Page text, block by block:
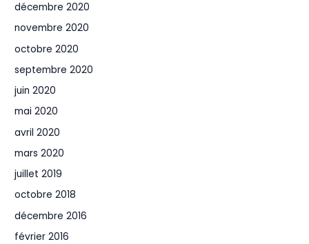
décembre 2020
novembre 2020
octobre 2020
septembre 2020
juin 2020
mai 2020
avril 2020
mars 2020
juillet 2019
octobre 2018
décembre 2016
février 2016